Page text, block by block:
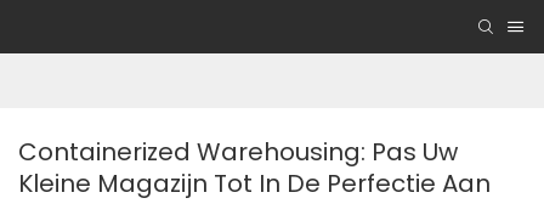
Containerized Warehousing: Pas Uw
Kleine Magazijn Tot In De Perfectie Aan